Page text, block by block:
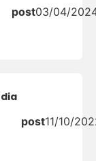
post03/04/
post11/10/